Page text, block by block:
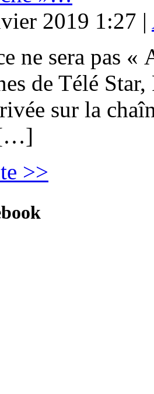
2019 1:27 |
ne sera pas «
de Télé
sur la
>>